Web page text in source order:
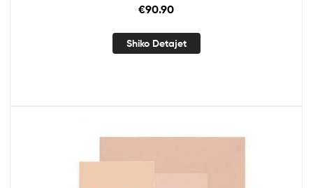
€90.90
Shiko Detajet